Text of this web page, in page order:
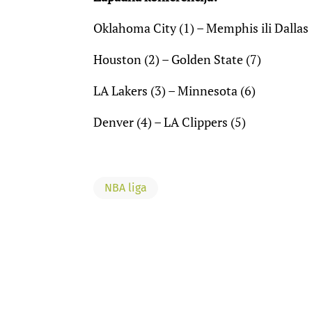
Oklahoma City (1) – Memphis ili Dallas
Houston (2) – Golden State (7)
LA Lakers (3) – Minnesota (6)
Denver (4) – LA Clippers (5)
NBA liga